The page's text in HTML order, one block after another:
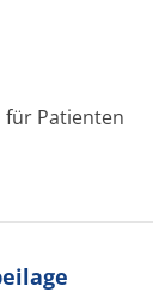
Patienten